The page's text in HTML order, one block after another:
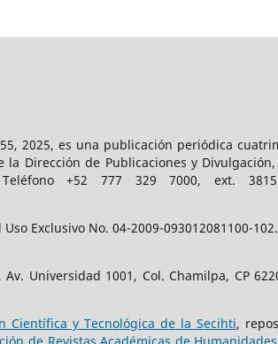
2025, es una publicación periódica
Dirección de Publicaciones y
Teléfono +52 777 329 7000, ext.
Exclusivo No. 04-2009-093012081100-
Universidad 1001, Col. Chamilpa, CP
Científica y Tecnológica de la Secihti,